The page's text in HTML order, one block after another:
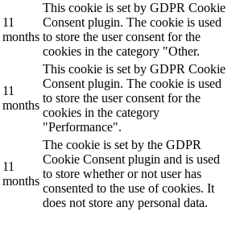
11
months
This cookie is set by GDPR Cookie
Consent plugin. The cookie is used
to store the user consent for the
cookies in the category "Other.
11
months
This cookie is set by GDPR Cookie
Consent plugin. The cookie is used
to store the user consent for the
cookies in the category
"Performance".
11
months
The cookie is set by the GDPR
Cookie Consent plugin and is used
to store whether or not user has
consented to the use of cookies. It
does not store any personal data.